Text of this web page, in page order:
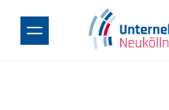
Skip